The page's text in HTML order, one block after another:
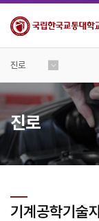
진로
진로
기계공학기술